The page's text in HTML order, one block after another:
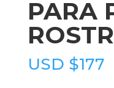
PARA
USD $177